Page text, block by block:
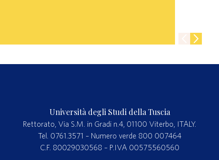
Università degli Studi della Tuscia
Rettorato, Via S.M. in Gradi n.4, 01100 Viterbo, ITALY.
Tel. 0761.3571 – Numero verde 800 007464
C.F. 80029030568 – P.IVA 00575560560